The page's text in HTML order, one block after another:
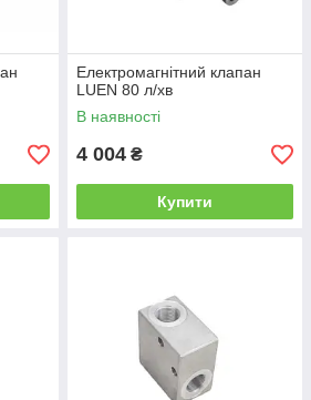
Електромагнітний клапан
LUEN 80 л/хв
В наявності
4 004 ₴
Купити